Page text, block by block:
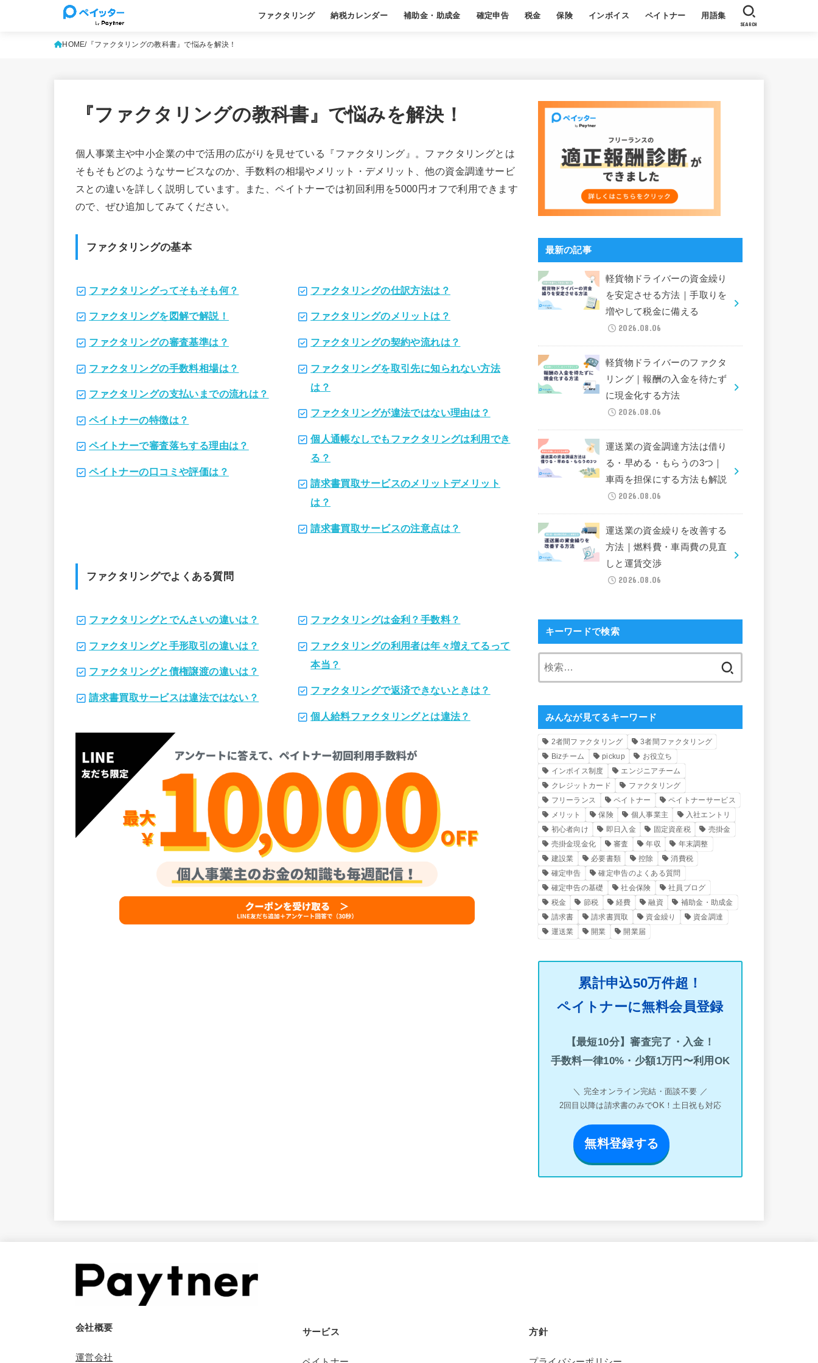
ファクタリング 納税カレンダー 補助金・助成金 確定申告 税金 保険 インボイス ペイトナー 用語集
SEARCH
HOME 『ファクタリングの教科書』で悩みを解決！
『ファクタリングの教科書』で悩みを解決！
個人事業主や中小企業の中で活用の広がりを見せている『ファクタリング』。ファクタリングとは
そもそもどのようなサービスなのか、手数料の相場やメリット・デメリット、他の資金調達サービ
スとの違いを詳しく説明しています。また、ペイトナーでは初回利用を5000円オフで利用できます
ので、ぜひ追加してみてください。
ファクタリングの基本
ファクタリングってそもそも何？
ファクタリングを図解で解説！
ファクタリングの審査基準は？
ファクタリングの手数料相場は？
ファクタリングの支払いまでの流れは？
ペイトナーの特徴は？
ペイトナーで審査落ちする理由は？
ペイトナーの口コミや評価は？
ファクタリングの仕訳方法は？
ファクタリングのメリットは？
ファクタリングの契約や流れは？
ファクタリングを取引先に知られない方法
は？
ファクタリングが違法ではない理由は？
個人通帳なしでもファクタリングは利用でき
る？
請求書買取サービスのメリットデメリット
は？
請求書買取サービスの注意点は？
ファクタリングでよくある質問
ファクタリングとでんさいの違いは？
ファクタリングと手形取引の違いは？
ファクタリングと債権譲渡の違いは？
請求書買取サービスは違法ではない？
ファクタリングは金利？手数料？
ファクタリングの利用者は年々増えてるって
本当？
ファクタリングで返済できないときは？
個人給料ファクタリングとは違法？
最新の記事
軽貨物ドライバーの資金繰り
を安定させる方法｜手取りを
増やして税金に備える
2026.08.06
軽貨物ドライバーのファクタ
リング｜報酬の入金を待たず
に現金化する方法
2026.08.06
運送業の資金調達方法は借り
る・早める・もらうの3つ｜
車両を担保にする方法も解説
2026.08.06
運送業の資金繰りを改善する
方法｜燃料費・車両費の見直
しと運賃交渉
2026.08.06
キーワードで検索
みんなが見てるキーワード
2者間ファクタリング
3者間ファクタリング
Bizチーム
pickup
お役立ち
インボイス制度
エンジニアチーム
クレジットカード
ファクタリング
フリーランス
ペイトナー
ペイトナーサービス
メリット
保険 個人事業主
入社エントリ
初心者向け
即日入金 固定資産税
売掛金
売掛金現金化
審査 年収
年末調整
建設業
必要書類 控除
消費税
確定申告
確定申告のよくある質問
確定申告の基礎
社会保険
社員ブログ
税金
節税 経費 融資
補助金・助成金
請求書
請求書買取 資金繰り
資金調達
運送業
開業 開業届
累計申込50万件超！
ペイトナーに無料会員登録
【最短10分】審査完了・入金！
手数料一律10%・少額1万円〜利用OK
＼ 完全オンライン完結・面談不要 ／
2回目以降は請求書のみでOK！土日祝も対応
無料登録する
会社概要
運営会社
サービス 方針